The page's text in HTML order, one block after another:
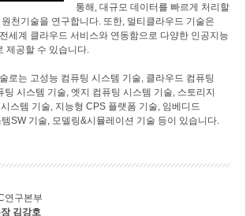
통해, 대규모 데이터를 빠르게 처리할
천기술을 연구합니다. 또한, 멀티클라우드 기술은
세계 클라우드 서비스와 연동함으로 다양한 인공지능
제공할 수 있습니다.
로는 고성능 컴퓨팅 시스템 기술, 클라우드 컴퓨팅
팅 시스템 기술, 엣지 컴퓨팅 시스템 기술, 스토리지
스템 기술, 지능형 CPS 플랫폼 기술, 임베디드
SW 기술, 모델링&시뮬레이션 기술 등이 있습니다.
연구본부
김강호